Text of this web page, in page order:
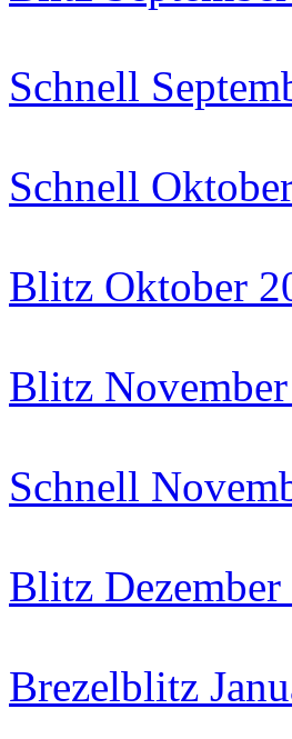
Schnell
Schnell
Blitz Oktober
Blitz
Schnell
Blitz Dezember
Brezelblitz